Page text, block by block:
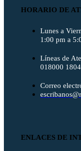
HORARIO DE
Lunes a
1:00 pm a
Líneas de
018000
Correo
ENLACES DE